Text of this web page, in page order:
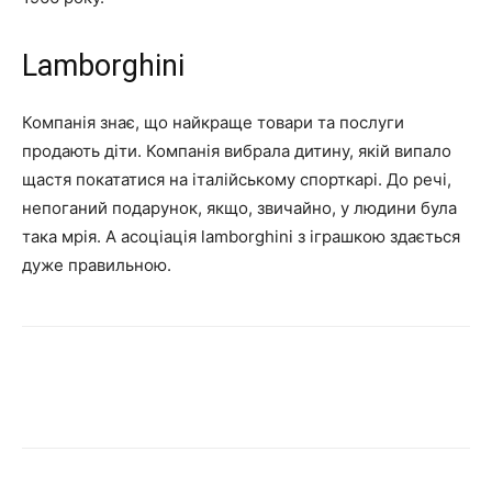
Lamborghini
Компанія знає, що найкраще товари та послуги
продають діти. Компанія вибрала дитину, якій випало
щастя покататися на італійському спорткарі. До речі,
непоганий подарунок, якщо, звичайно, у людини була
така мрія. А асоціація lamborghini з іграшкою здається
дуже правильною.